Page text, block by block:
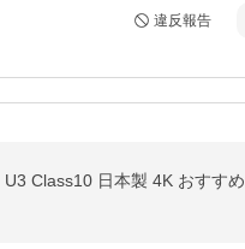
違反報告
Class10 日本製 4K おすすめ